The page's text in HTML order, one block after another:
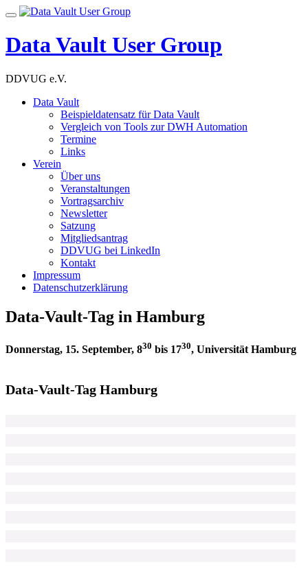
Skip
content
Toggle
Data Vault User Group
DDVUG e.V.
Data Vault
Beispieldatensatz für Data Vault
Vergleich von Tools zur DWH Automation
Termine
Links
Verein
Über uns
Veranstaltungen
Vortragsarchiv
Newsletter
Satzung
Mitgliedsantrag
DDVUG bei LinkedIn
Kontakt
Impressum
Datenschutzerklärung
Data-Vault-Tag in Hamburg
Donnerstag, 15. September, 830 bis 1730, Universität Hamburg
Data-Vault-Tag Hamburg